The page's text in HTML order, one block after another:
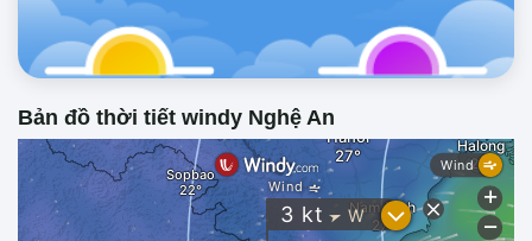
Bản đồ thời tiết windy Nghệ An